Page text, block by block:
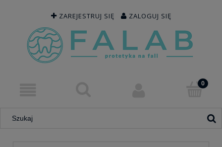
ZAREJESTRUJ SIĘ ZALOGUJ SIĘ